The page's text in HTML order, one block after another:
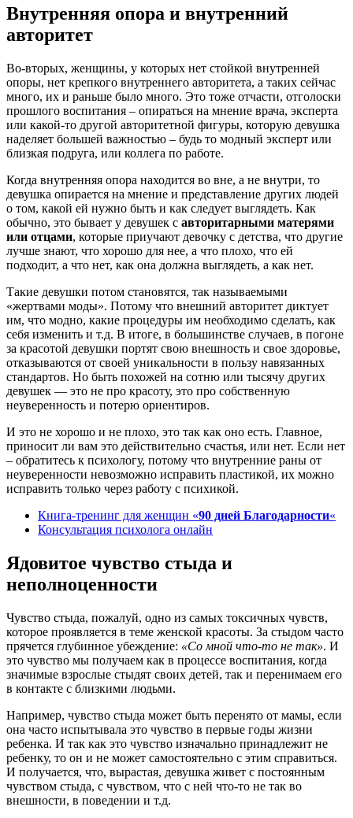
Внутренняя опора и внутренний
авторитет
Во-вторых, женщины, у которых нет стойкой внутренней
опоры, нет крепкого внутреннего авторитета, а таких сейчас
много, их и раньше было много. Это тоже отчасти, отголоски
прошлого воспитания – опираться на мнение врача, эксперта
или какой-то другой авторитетной фигуры, которую девушка
наделяет большей важностью – будь то модный эксперт или
близкая подруга, или коллега по работе.
Когда внутренняя опора находится во вне, а не внутри, то
девушка опирается на мнение и представление других людей
о том, какой ей нужно быть и как следует выглядеть. Как
обычно, это бывает у девушек с авторитарными матерями
или отцами, которые приучают девочку с детства, что другие
лучше знают, что хорошо для нее, а что плохо, что ей
подходит, а что нет, как она должна выглядеть, а как нет.
Такие девушки потом становятся, так называемыми
«жертвами моды». Потому что внешний авторитет диктует
им, что модно, какие процедуры им необходимо сделать, как
себя изменить и т.д. В итоге, в большинстве случаев, в погоне
за красотой девушки портят свою внешность и свое здоровье,
отказываются от своей уникальности в пользу навязанных
стандартов. Но быть похожей на сотню или тысячу других
девушек — это не про красоту, это про собственную
неуверенность и потерю ориентиров.
И это не хорошо и не плохо, это так как оно есть. Главное,
приносит ли вам это действительно счастья, или нет. Если нет
– обратитесь к психологу, потому что внутренние раны от
неуверенности невозможно исправить пластикой, их можно
исправить только через работу с психикой.
Книга-тренинг для женщин «90 дней Благодарности«
Консультация психолога онлайн
Ядовитое чувство стыда и
неполноценности
Чувство стыда, пожалуй, одно из самых токсичных чувств,
которое проявляется в теме женской красоты. За стыдом часто
прячется глубинное убеждение: «Со мной что-то не так». И
это чувство мы получаем как в процессе воспитания, когда
значимые взрослые стыдят своих детей, так и перенимаем его
в контакте с близкими людьми.
Например, чувство стыда может быть перенято от мамы, если
она часто испытывала это чувство в первые годы жизни
ребенка. И так как это чувство изначально принадлежит не
ребенку, то он и не может самостоятельно с этим справиться.
И получается, что, вырастая, девушка живет с постоянным
чувством стыда, с чувством, что с ней что-то не так во
внешности, в поведении и т.д.